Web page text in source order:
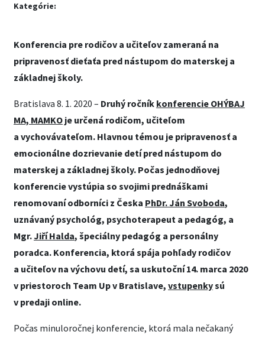
Kategórie:
Konferencia pre rodičov a učiteľov zameraná na
pripravenosť dieťaťa pred nástupom do materskej a
základnej školy.
Bratislava 8. 1. 2020 – Druhý ročník konferencie OHÝBAJ
MA, MAMKO je určená rodičom, učiteľom
a vychovávateľom. Hlavnou témou je pripravenosť a
emocionálne dozrievanie detí pred nástupom do
materskej a základnej školy. Počas jednodňovej
konferencie vystúpia so svojimi prednáškami
renomovaní odborníci z Česka PhDr.Ján Svoboda,
uznávaný psychológ, psychoterapeut a pedagóg, a
Mgr.Jiří Halda, špeciálny pedagóg a personálny
poradca. Konferencia, ktorá spája pohľady rodičov
a učiteľov na výchovu detí, sa uskutoční 14. marca 2020
v priestoroch Team Up v Bratislave, vstupenkysú
v predaji online.
Počas minuloročnej konferencie, ktorá mala nečakaný